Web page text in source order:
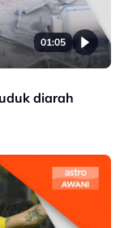
01:05
diarah